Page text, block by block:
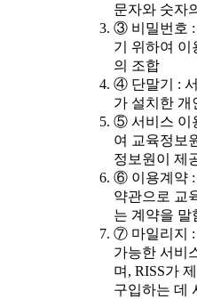
문자와 숫자
③ 비밀번호 :
기 위하여 이
의 조합
④ 단말기 :
가 설치한 개
⑤ 서비스 이
여 교육정보
정보원이 제
⑥ 이용계약 :
약관으로 교
는 계약을 말
⑦ 마일리지 :
가능한 서비
며, RISS가
구입하는 데